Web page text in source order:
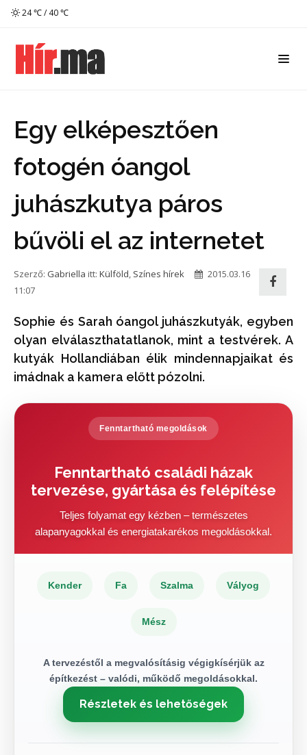
24 ℃ / 40 ℃
Egy elképesztően
fotogén óangol
juhászkutya páros
bűvöli el az internetet
Szerző: Gabriella itt: Külföld, Színes hírek
2015.03.16
11:07
Sophie és Sarah óangol juhászkutyák, egyben
olyan elválaszthatatlanok, mint a testvérek. A
kutyák Hollandiában élik mindennapjaikat és
imádnak a kamera előtt pózolni.
Fenntartható megoldások
Fenntartható családi házak
tervezése, gyártása és felépítése
Teljes folyamat egy kézben – természetes
alapanyagokkal és energiatakarékos megoldásokkal.
Kender Fa Szalma Vályog
Mész
A tervezéstől a megvalósításig végigkísérjük az
építkezést – valódi, működő megoldásokkal.
Részletek és lehetőségek